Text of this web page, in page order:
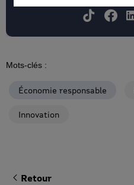
Mots-clés :
Économie responsable
Innovation
Retour